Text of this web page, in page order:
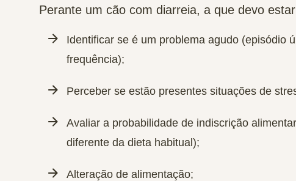
Perante um cão com diarreia, a que devo
Identificar se é um problema agudo (episódio
frequência);
Perceber se estão presentes situações de
Avaliar a probabilidade de indiscrição alimentar
diferente da dieta habitual);
Alteração de alimentação;